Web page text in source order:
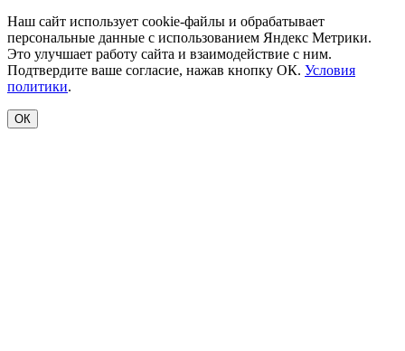
Наш сайт использует cookie-файлы и обрабатывает
персональные данные с использованием Яндекс Метрики.
Это улучшает работу сайта и взаимодействие с ним.
Подтвердите ваше согласие, нажав кнопку ОК. Условия
политики.
ОК